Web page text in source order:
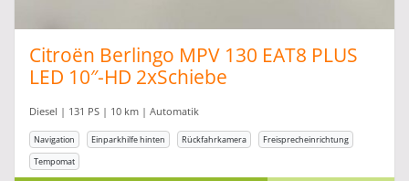
Citroën Berlingo MPV 130 EAT8 PLUS
LED 10″-HD 2xSchiebe
Diesel | 131 PS | 10 km | Automatik
Navigation Einparkhilfe hinten Rückfahrkamera
Freisprecheinrichtung
Tempomat